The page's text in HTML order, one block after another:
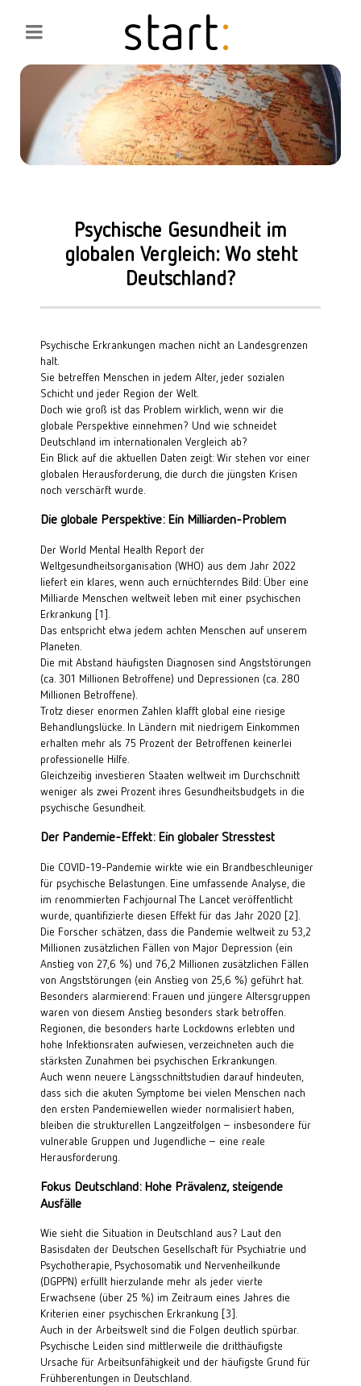
Psychische Gesundheit im
globalen Vergleich: Wo steht
Deutschland?
Psychische Erkrankungen machen nicht an Landesgrenzen
halt.
Sie betreffen Menschen in jedem Alter, jeder sozialen
Schicht und jeder Region der Welt.
Doch wie groß ist das Problem wirklich, wenn wir die
globale Perspektive einnehmen? Und wie schneidet
Deutschland im internationalen Vergleich ab?
Ein Blick auf die aktuellen Daten zeigt: Wir stehen vor einer
globalen Herausforderung, die durch die jüngsten Krisen
noch verschärft wurde.
Die globale Perspektive: Ein Milliarden-Problem
Der World Mental Health Report der
Weltgesundheitsorganisation (WHO) aus dem Jahr 2022
liefert ein klares, wenn auch ernüchterndes Bild: Über eine
Milliarde Menschen weltweit leben mit einer psychischen
Erkrankung [1]
Das entspricht etwa jedem achten Menschen auf unserem
Planeten.
Die mit Abstand häufigsten Diagnosen sind Angststörungen
(ca. 301 Millionen Betroffene) und Depressionen (ca. 280
Millionen Betroffene).
Trotz dieser enormen Zahlen klafft global eine riesige
Behandlungslücke. In Ländern mit niedrigem Einkommen
erhalten mehr als 75 Prozent der Betroffenen keinerlei
professionelle Hilfe.
Gleichzeitig investieren Staaten weltweit im Durchschnitt
weniger als zwei Prozent ihres Gesundheitsbudgets in die
psychische Gesundheit.
Der Pandemie-Effekt: Ein globaler Stresstest
Die COVID-19-Pandemie wirkte wie ein Brandbeschleuniger
für psychische Belastungen. Eine umfassende Analyse, die
im renommierten Fachjournal The Lancet veröffentlicht
wurde, quantifizierte diesen Effekt für das Jahr 2020 [2]
Die Forscher schätzen, dass die Pandemie weltweit zu 53,2
Millionen zusätzlichen Fällen von Major Depression (ein
Anstieg von 27,6 %) und 76,2 Millionen zusätzlichen Fällen
von Angststörungen (ein Anstieg von 25,6 %) geführt hat.
Besonders alarmierend: Frauen und jüngere Altersgruppen
waren von diesem Anstieg besonders stark betroffen.
Regionen, die besonders harte Lockdowns erlebten und
hohe Infektionsraten aufwiesen, verzeichneten auch die
stärksten Zunahmen bei psychischen Erkrankungen.
Auch wenn neuere Längsschnittstudien darauf hindeuten,
dass sich die akuten Symptome bei vielen Menschen nach
den ersten Pandemiewellen wieder normalisiert haben,
bleiben die strukturellen Langzeitfolgen – insbesondere für
vulnerable Gruppen und Jugendliche – eine reale
Herausforderung.
Fokus Deutschland: Hohe Prävalenz, steigende
Ausfälle
Wie sieht die Situation in Deutschland aus? Laut den
Basisdaten der Deutschen Gesellschaft für Psychiatrie und
Psychotherapie, Psychosomatik und Nervenheilkunde
(DGPPN) erfüllt hierzulande mehr als jeder vierte
Erwachsene (über 25 %) im Zeitraum eines Jahres die
Kriterien einer psychischen Erkrankung [3]
Auch in der Arbeitswelt sind die Folgen deutlich spürbar.
Psychische Leiden sind mittlerweile die dritthäufigste
Ursache für Arbeitsunfähigkeit und der häufigste Grund für
Frühberentungen in Deutschland.